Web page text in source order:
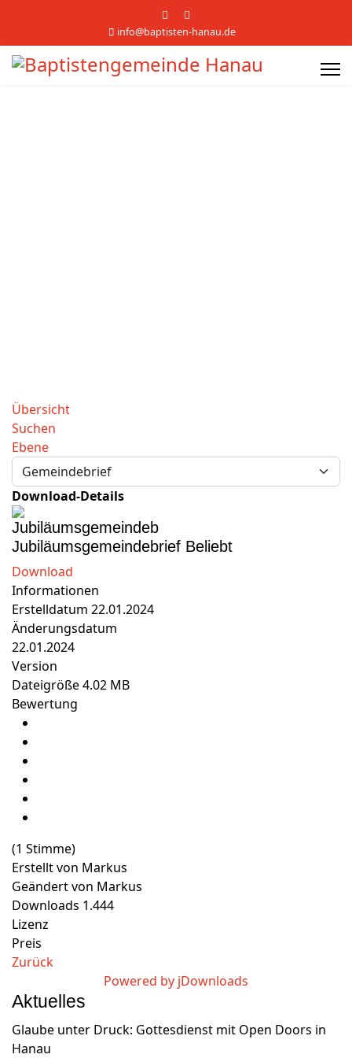
info@baptisten-hanau.de
Übersicht
Suchen
Ebene
Download-Details
Jubiläumsgemeindebrief Beliebt
Download
Informationen
Erstelldatum 22.01.2024
Änderungsdatum
22.01.2024
Version
Dateigröße4.02 MB
Bewertung
(1 Stimme)
Erstellt von Markus
Geändert von Markus
Downloads 1.444
Lizenz
Preis
Zurück
Powered by jDownloads
Aktuelles
Glaube unter Druck: Gottesdienst mit Open Doors in
Hanau